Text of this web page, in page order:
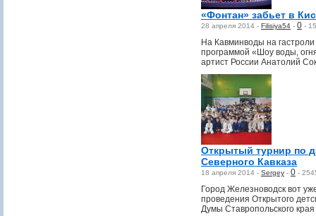
«Фонтан» забьет в
28 апреля 2014 - Filisiya54 - 0 -
На Кавминводы на
программой «Шоу воды,
артист России Анатолий
Открытый турнир по
Северного Кавказа
18 апреля 2014 - Sergey - 0 -
Город Железноводск вот
проведения Открытого
Думы Ставропольского